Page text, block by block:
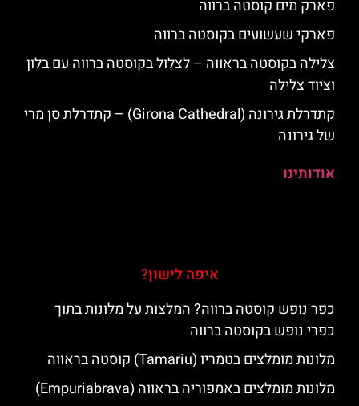
פארק מים קוסטה ברווה
פארקי שעשועים בקוסטה ברווה
צלילה בקוסטה בראווה – לצלול בקוסטה ברווה עם בלון
וציוד צלילה
קתדרלת גירונה (Girona Cathedral) – קתדרלת סן מרי
של גירונה
אודותינו
איפה לישון?
כפר נופש קוסטה ברווה? המלצות על מלונות בתוך
כפרי נופש בקוסטה ברווה
מלונות מומלצים בטמריו (Tamariu) קוסטה בראווה
מלונות מומלצים באמפוריה בראווה (Empuriabrava)